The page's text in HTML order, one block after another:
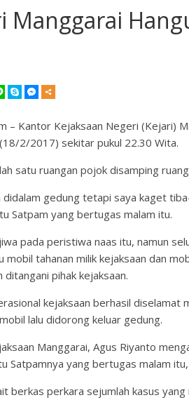
Manggarai
– Kantor Kejaksaan Negeri (Kejari)
2/2017) sekitar pukul 22.30 Wita.
satu ruangan pojok disamping
didalam gedung tetapi saya kaget
Satpam yang bertugas malam itu.
pada peristiwa naas itu, namun
tahanan milik kejaksaan dan
pihak kejaksaan.
kejaksaan berhasil diselamat
lalu didorong keluar gedung.
Manggarai, Agus Riyanto
Satpamnya yang bertugas malam
berkas perkara sejumlah kasus